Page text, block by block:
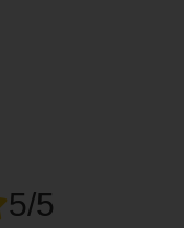
5/5